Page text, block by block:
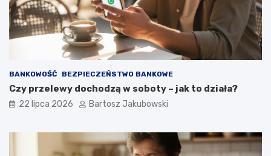
BANKOWOŚĆ BEZPIECZEŃSTWO BANKOWE
Czy przelewy dochodzą w soboty – jak to działa?
22 lipca 2026 Bartosz Jakubowski